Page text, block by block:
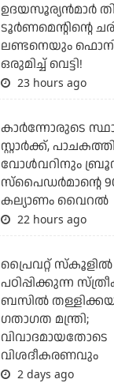
ഉദയസൂര്യന്‍മാര്‍
ടൂര്‍ണമെന്റിന്റെ
ലണ്ടനെയും
ഒരുമിച്ച് വെട്ടി!
23 hours ago
കാര്‍ന്നോരുടെ
സ്റ്റാര്‍ക്ക്,
വോള്‍വറിനും
സ്‌പൈഡര്‍മാന്റെ
കല്യാണം വൈറല്‍
22 hours ago
പ്രൈവറ്റ് സ്‌കൂളില്‍
പഠിപ്പിക്കുന്ന
ബസില്‍
ഗതാഗത മന്ത്രി;
വിവാദമായതോടെ
വിശദീകരണവും
2 days ago